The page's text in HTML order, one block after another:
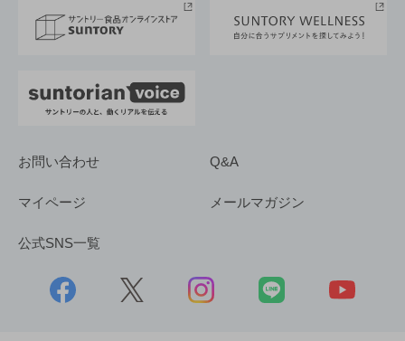
採用情報
お問い合わせ Q&A
マイページ メールマガジン
公式SNS一覧